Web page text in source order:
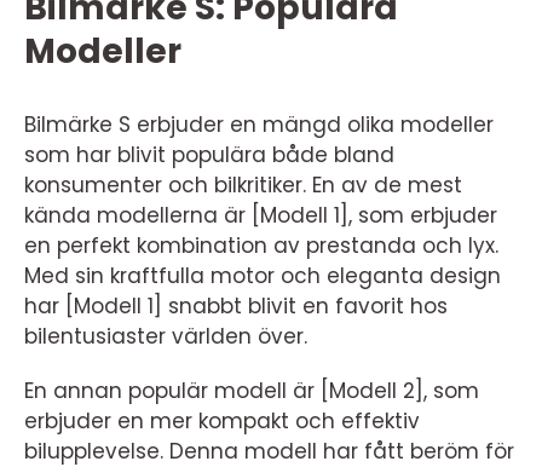
Modeller
Bilmärke S erbjuder en mängd olika modeller
som har blivit populära både bland
konsumenter och bilkritiker. En av de mest
kända modellerna är [Modell 1], som erbjuder
en perfekt kombination av prestanda och lyx.
Med sin kraftfulla motor och eleganta design
har [Modell 1] snabbt blivit en favorit hos
bilentusiaster världen över.
En annan populär modell är [Modell 2], som
erbjuder en mer kompakt och effektiv
bilupplevelse. Denna modell har fått beröm för